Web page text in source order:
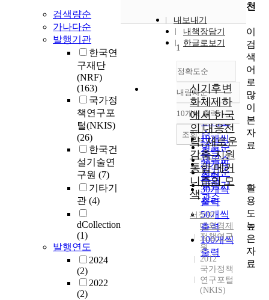
검색량순
가나다순
발행기관
한국연
구재단
(NRF)
(163)
국가정
책연구포
털(NKIS)
(26)
한국건
설기술연
구원 (7)
기타기
관 (4)
dCollection
(1)
발행연도
2024
(2)
2022
(2)
내보내기
내책장담기
한글로보기
정확도순
정확도
순
인기도
순
연도순
제목순
저자순
발행기
관순
내림차순
내림차순
10개씩 출력
10개씩
출력
20개씩
출력
30개씩
출력
50개씩
출력
100개씩
출력
조회
1
신기후변
화체제하
에서 한국
의 대응전
략: 새로운
감축-지원
통합 메커
니즘의 모
색
서정민
대외경제
정책연구
원
2012
국가정책
연구포털
(NKIS)
천
이
검
색
어
로
많
이
본
자
료
활
용
도
높
은
자
료